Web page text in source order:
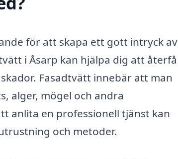
för att skapa ett gott intryck av
i Åsarp kan hjälpa dig att återfå
Fasadtvätt innebär att man
alger, mögel och andra
anlita en professionell tjänst kan
och metoder.